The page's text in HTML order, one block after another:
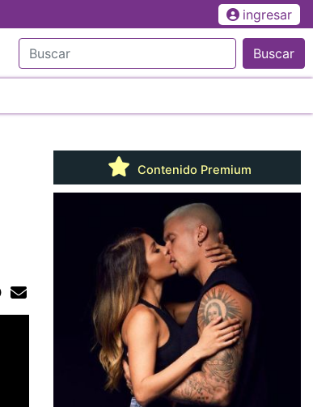
ingresar
Buscar
Contenido Premium